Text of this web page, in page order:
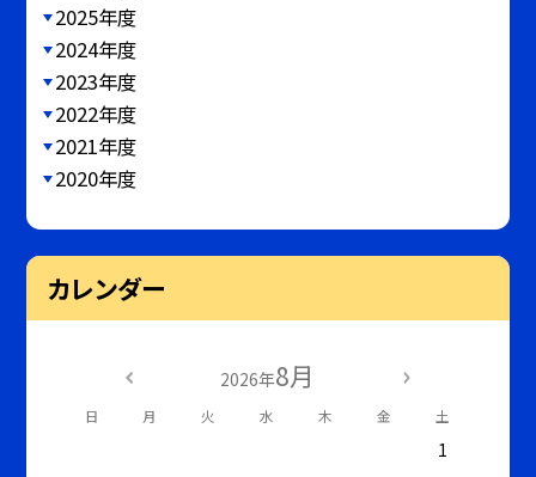
2025年度
2024年度
2023年度
2022年度
2021年度
2020年度
カレンダー
2026年8月
日 月 火 水 木 金 土
1